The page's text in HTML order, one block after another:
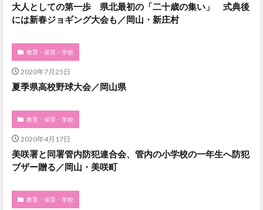
大人としての第一歩 県北最初の「二十歳の集い」 式典後
には新春ジョギング大会も／岡山・新庄村
教育・保育・学校
2020年7月25日
夏季県高校野球大会／岡山県
教育・保育・学校
2020年4月17日
美咲署と同署管内防犯連合会、管内の小学校の一年生へ防犯
ブザー贈る／岡山・美咲町
教育・保育・学校